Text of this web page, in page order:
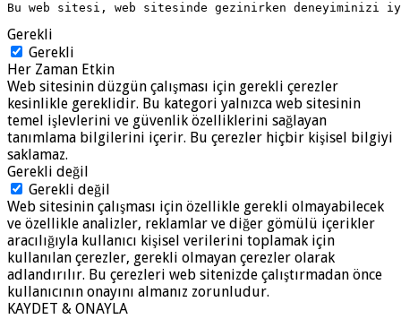
Bu web sitesi, web sitesinde gezinirken deneyiminizi
Gerekli
Gerekli
Her Zaman Etkin
Web sitesinin düzgün çalışması için gerekli çerezler
kesinlikle gereklidir. Bu kategori yalnızca web sitesinin
temel işlevlerini ve güvenlik özelliklerini sağlayan
tanımlama bilgilerini içerir. Bu çerezler hiçbir kişisel bilgiyi
saklamaz.
Gerekli değil
Gerekli değil
Web sitesinin çalışması için özellikle gerekli olmayabilecek
ve özellikle analizler, reklamlar ve diğer gömülü içerikler
aracılığıyla kullanıcı kişisel verilerini toplamak için
kullanılan çerezler, gerekli olmayan çerezler olarak
adlandırılır. Bu çerezleri web sitenizde çalıştırmadan önce
kullanıcının onayını almanız zorunludur.
KAYDET & ONAYLA